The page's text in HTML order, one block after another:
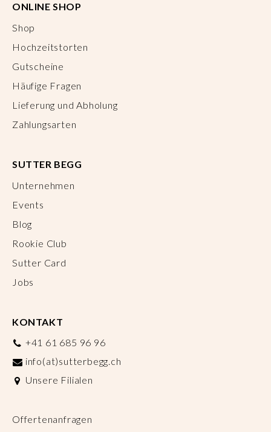
ONLINE SHOP
Shop
Hochzeitstorten
Gutscheine
Häufige Fragen
Lieferung und Abholung
Zahlungsarten
SUTTER BEGG
Unternehmen
Events
Blog
Rookie Club
Sutter Card
Jobs
KONTAKT
+41 61 685 96 96
info(at)sutterbegg.ch
Unsere Filialen
Offertenanfragen